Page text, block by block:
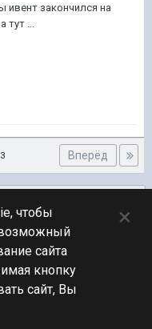
закончился на
тут ...
Вперёд
чтобы
сайта
кнопку
сайт, Вы
×